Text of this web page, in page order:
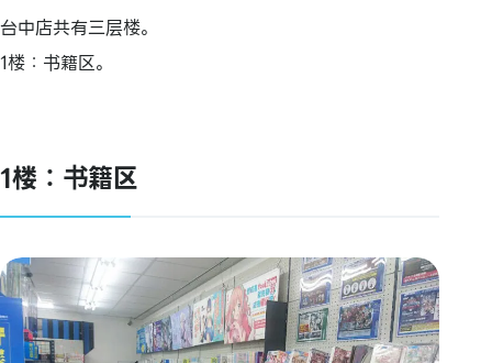
台中店共有三层楼。
1楼：书籍区。
1楼：书籍区